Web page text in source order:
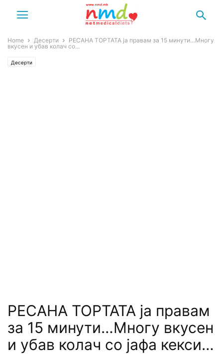
Home Десерти
РЕСАНА ТОРТАТА ја правам за 15 минути…Многу
вкусен и убав колач со...
Десерти
РЕСАНА ТОРТАТА ја правам
за 15 минути…Многу вкусен
и убав колач со јафа кекси…